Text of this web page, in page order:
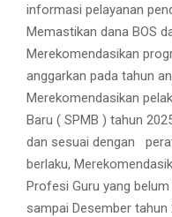
informasi pelayanan
Memastikan dana BOS
Merekomendasikan
anggarkan pada tahun
Merekomendasikan
Baru ( SPMB ) tahun
dan sesuai dengan
berlaku,
Profesi Guru yang
sampai Desember tahun